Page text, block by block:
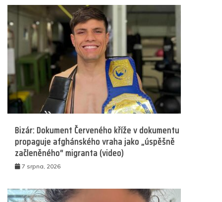
Bizár: Dokument Červeného kříže v dokumentu
propaguje afghánského vraha jako „úspěšně
začleněného“ migranta (video)
7 srpna, 2026